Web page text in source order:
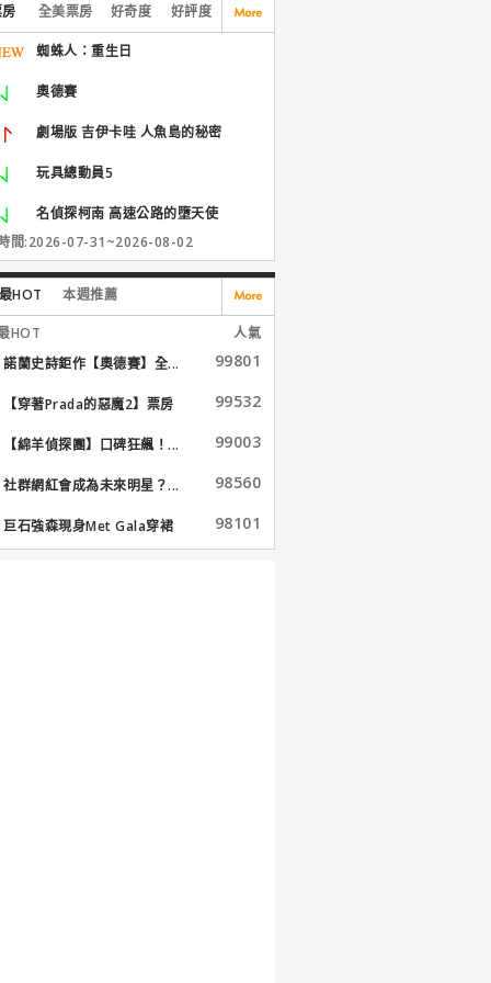
全美票房 好奇度 好評度
蜘蛛人：重生日
奧德賽
劇場版 吉伊卡哇 人魚島的秘密
玩具總動員5
名偵探柯南 高速公路的墮天使
間:2026-07-31~2026-08-02
HOT 本週推薦
HOT
人氣
諾蘭史詩鉅作【奧德賽】全...
99801
【穿著Prada的惡魔2】票房
99532
【綿羊偵探團】口碑狂飆！... 99003
社群網紅會成為未來明星？... 98560
巨石強森現身Met Gala穿裙
子...
98101